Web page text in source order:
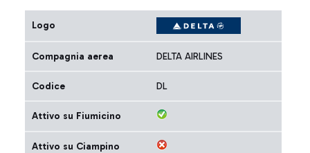
Logo
Compagnia aerea DELTA AIRLINES
Codice DL
Attivo su Fiumicino
Attivo su Ciampino